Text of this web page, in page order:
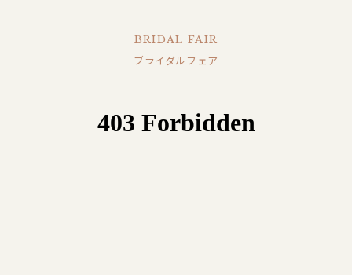
BRIDAL FAIR
ブライダルフェア